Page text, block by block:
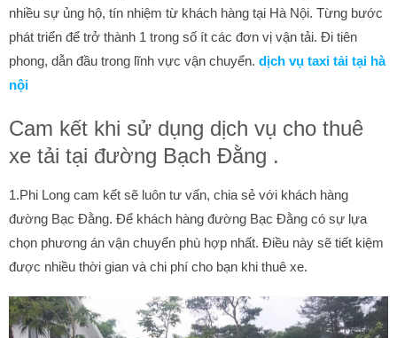
nhiều sự ủng hộ, tín nhiệm từ khách hàng tại Hà Nội. Từng bước
phát triển để trở thành 1 trong số ít các đơn vị vận tải. Đi tiên
phong, dẫn đầu trong lĩnh vực vận chuyển. dịch vụ taxi tải tại hà
nội
Cam kết khi sử dụng dịch vụ cho thuê
xe tải tại đường Bạch Đằng .
1.Phi Long cam kết sẽ luôn tư vấn, chia sẻ với khách hàng
đường Bạc Đằng. Để khách hàng đường Bạc Đằng có sự lựa
chọn phương án vận chuyển phù hợp nhất. Điều này sẽ tiết kiệm
được nhiều thời gian và chi phí cho bạn khi thuê xe.